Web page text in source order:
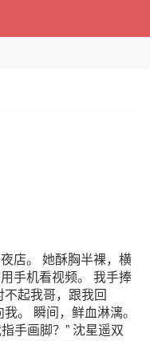
店。 她酥胸半裸，横
手机看视频。 我手捧
起我哥，跟我回
。 瞬间，鲜血淋漓。
手画脚？” 沈星遥双